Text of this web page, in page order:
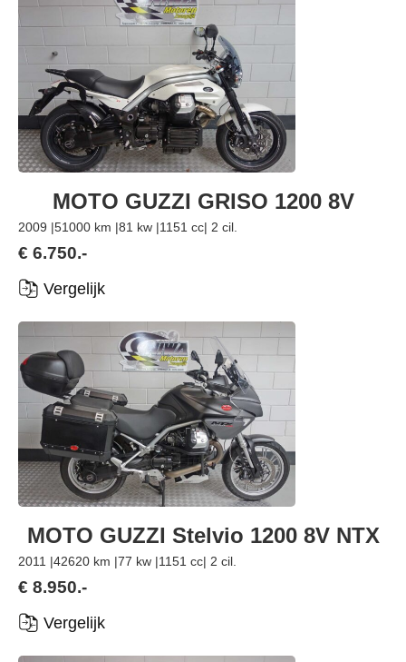
MOTO GUZZI GRISO 1200 8V
2009 |51000 km |81 kw |1151 cc| 2 cil.
€ 6.750.-
Vergelijk
MOTO GUZZI Stelvio 1200 8V NTX
2011 |42620 km |77 kw |1151 cc| 2 cil.
€ 8.950.-
Vergelijk